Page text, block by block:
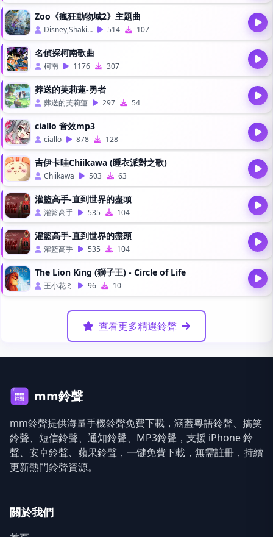
Zoo《瘋狂動物城2》主題曲
Disney,Shakira 514 107
名偵探柯南歌曲
柯南 1176 307
葬送的芙莉蓮-勇者
葬送的芙莉蓮 297 54
ciallo 音效mp3
ciallo 878 128
吉伊卡哇Chiikawa (睡衣派對之歌)
Chiikawa 503 63
灌籃高手-直到世界的盡頭
灌籃高手 535 104
灌籃高手-直到世界的盡頭
灌籃高手 535 104
The Lion King (獅子王) - Circle of Life
王小花ミ 96 10
查看更多精選鈴聲
mm鈴聲
mm鈴聲提供海量手機鈴聲免費下載，涵蓋粵語鈴聲、搞笑
鈴聲、短信鈴聲、通知鈴聲、MP3鈴聲，支援 iPhone 鈴
聲、安卓鈴聲、蘋果鈴聲，一键免費下載，無需註冊，持續
更新熱門鈴聲資源。
關於我們